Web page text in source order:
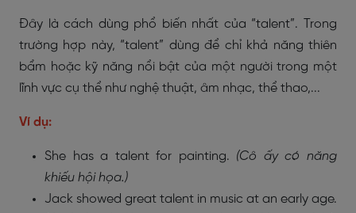
Đây là cách dùng phổ biến nhất của “talent”. Trong
trường hợp này, “talent” dùng để chỉ khả năng thiên
bẩm hoặc kỹ năng nổi bật của một người trong một
lĩnh vực cụ thể như nghệ thuật, âm nhạc, thể thao,...
Ví dụ:
She has a talent for painting. (Cô ấy có năng
khiếu hội họa.)
Jack showed great talent in music at an early age.